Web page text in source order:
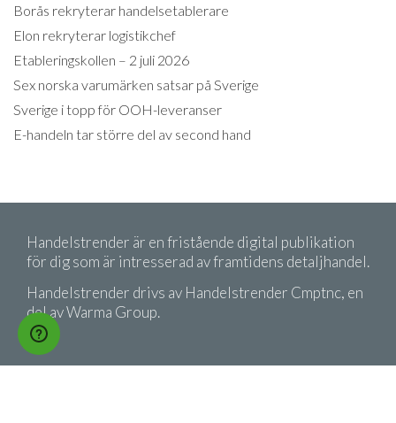
Borås rekryterar handelsetablerare
Elon rekryterar logistikchef
Etableringskollen – 2 juli 2026
Sex norska varumärken satsar på Sverige
Sverige i topp för OOH-leveranser
E-handeln tar större del av second hand
Handelstrender är en fristående digital publikation
för dig som är intresserad av framtidens detaljhandel.
Handelstrender drivs av Handelstrender Cmptnc, en
del av Warma Group.